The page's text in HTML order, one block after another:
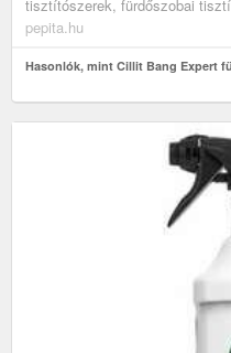
tisztítószerek, fürdőszobai
pepita.hu
Hasonlók, mint Cillit Bang Expert